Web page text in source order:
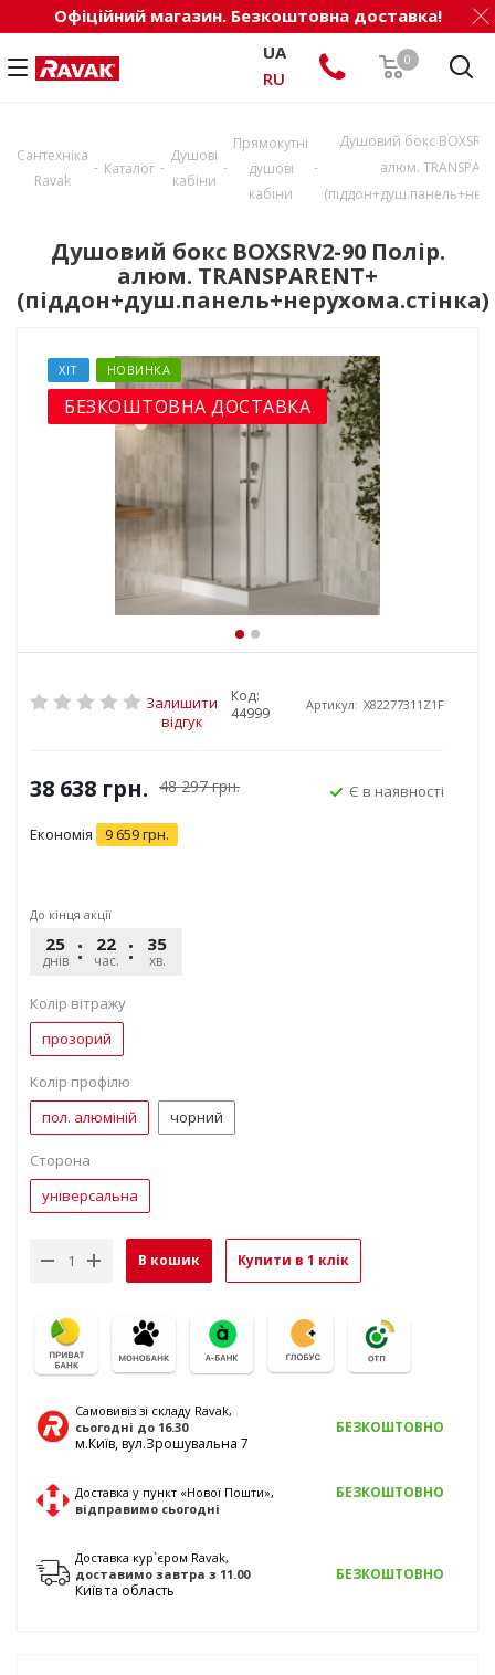
Офіційний магазин. Безкоштовна доставка!
0
UA
RU
Сантехніка
Ravak
- Каталог -
Душові
кабіни
-
Прямокутні
душові
кабіни
-
Душовий бокс
алюм.
Душовий бокс BOXSRV2-90 Полір.
алюм. TRANSPARENT+
(піддон+душ.панель+нерухома.стінка)
ХІТ НОВИНКА
БЕЗКОШТОВНА ДОСТАВКА
Залишити
відгук
Код:
44999
Артикул: X82277311Z1F
38 638 грн. 48 297грн.
Економія 9 659грн.
Є в наявності
До кінця акції
25
днів
22
час.
35
хв.
Колір вітражу
прозорий
Колір профілю
пол. алюміній
чорний
Сторона
універсальна
В кошик Купити в 1 клік
Самовивіз зі складу Ravak,
сьогодні до 16.30
м.Київ, вул.Зрошувальна 7
БЕЗКОШТОВНО
Доставка у пункт «Нової Пошти»,
відправимо сьогодні
БЕЗКОШТОВНО
Доставка кур`єром Ravak,
доставимозавтра з 11.00
Київ та область
БЕЗКОШТОВНО